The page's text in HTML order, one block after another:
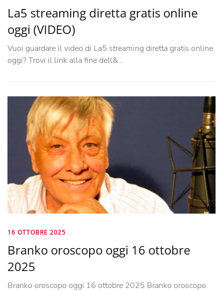
La5 streaming diretta gratis online
oggi (VIDEO)
Vuoi guardare il video di La5 streaming diretta gratis online
oggi? Trovi il link alla fine dell&…
16 OTTOBRE 2025
Branko oroscopo oggi 16 ottobre
2025
Branko oroscopo oggi 16 ottobre 2025 Branko oroscopo